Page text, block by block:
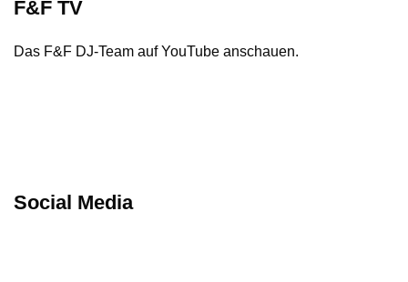
F&F TV
Das F&F DJ-Team auf YouTube anschauen.
Social Media